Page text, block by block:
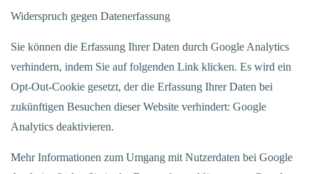
Widerspruch gegen Datenerfassung
Sie können die Erfassung Ihrer Daten durch Google Analytics
verhindern, indem Sie auf folgenden Link klicken. Es wird ein
Opt-Out-Cookie gesetzt, der die Erfassung Ihrer Daten bei
zukünftigen Besuchen dieser Website verhindert: Google
Analytics deaktivieren.
Mehr Informationen zum Umgang mit Nutzerdaten bei Google